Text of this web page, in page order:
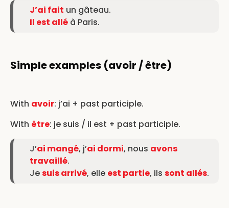
J’ai fait un gâteau.
Il est allé à Paris.
Simple examples (avoir / être)
With avoir: j’ai + past participle.
With être: je suis / il est + past participle.
J’ai mangé, j’ai dormi, nous avons
travaillé.
Jesuis arrivé, elle est partie, ils sont allés.